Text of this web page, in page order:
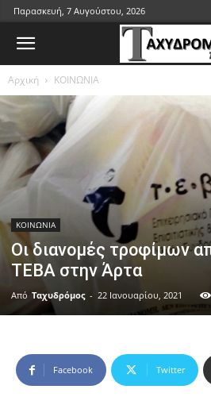
Παρασκευή, 7 Αυγούστου, 2026
Αρχική ΚΟΙΝΩΝΙΑ
ΚΟΙΝΩΝΙΑ
Οι διανομές τροφίμων
ΤΕΒΑ στην Άρτα
Από Ταχυδρόμος - 22 Ιανουαρίου, 2021
Facebook Twitter